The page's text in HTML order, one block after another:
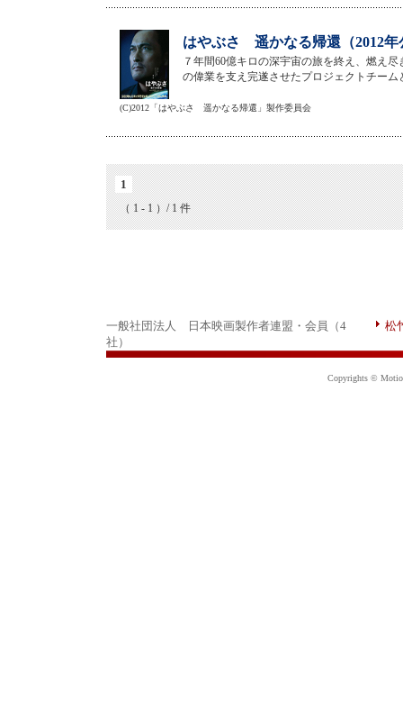
はやぶさ 遥かなる帰還（2012年
７年間60億キロの深宇宙の旅を終え、燃え
の偉業を支え完遂させたプロジェクトチー
(C)2012「はやぶさ 遥かなる帰還」製作委員会
1
（ 1 - 1 ）/ 1 件
一般社団法人 日本映画製作者連盟・会員（4
社）
松
Copyrights ©